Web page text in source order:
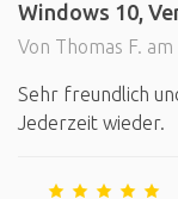
Windows 10,
Von Thomas F.
Sehr freundlich
Jederzeit wieder.